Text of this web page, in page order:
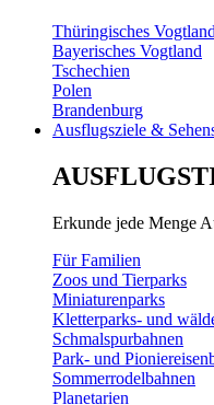
Thüringisches Vogtland
Bayerisches Vogtland
Tschechien
Polen
Brandenburg
Ausflugsziele &
Erkunde jede Menge
Für Familien
Zoos und Tierparks
Miniaturenparks
Kletterparks- und
Schmalspurbahnen
Park- und
Sommerrodelbahnen
Planetarien